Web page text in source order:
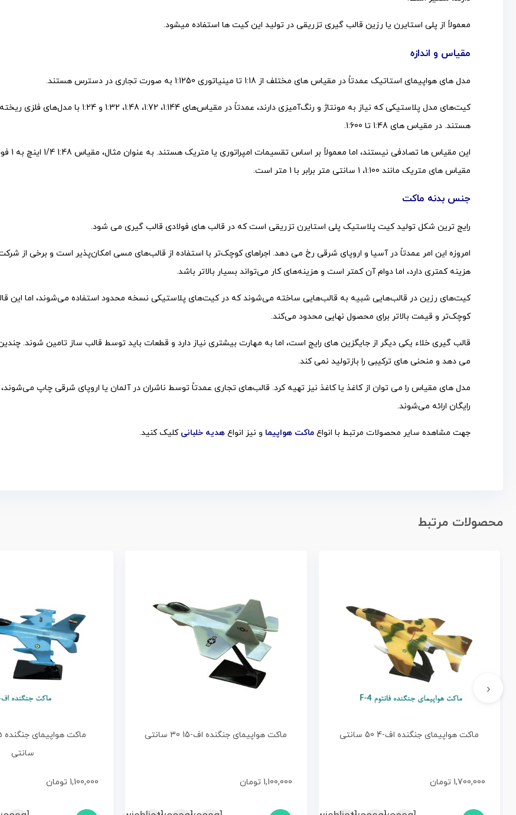
معمولاً از پلی استایرن یا رزین قالب گیری تزریقی در تولید این کیت ها استفاده میشود.
مقیاس و اندازه
مدل های هواپیمای استاتیک عمدتاً در مقیاس های مختلف از 1:18 تا مینیاتوری 1:1250 به صورت تجاری در دسترس هستند.
کیت‌های مدل پلاستیکی که نیاز به مونتاژ و
هستند. در مقیاس های 1:48 تا 1:600.
مقیاس های متریک مانند 1:100، 1 سانتی متر برابر با 1 متر است.
جنس بدنه ماکت
رایج ترین شکل تولید کیت پلاستیک پلی استایرن تزریقی است که در قالب های فولادی قالب گیری می شود.
امروزه این امر عمدتاً در آسیا و اروپای شرقی رخ می دهد. اجراهای کوچک‌تر با استفاده از قالب‌های مسی امکان‌پذیر است و برخی از
هزینه کمتری دارد، اما دوام آن کمتر است و هزینه‌های کار می‌تواند بسیار بالاتر باشد.
کیت‌های رزین در قالب‌هایی شبیه به قالب‌هایی ساخته می‌شوند که در کیت‌های پلاستیکی نسخه محدود استفاده می‌شوند، اما این
کوچک‌تر و قیمت بالاتر برای محصول نهایی محدود می‌کند.
قالب گیری خلاء یکی دیگر از جایگزین های رایج است، اما به مهارت بیشتری نیاز دارد و قطعات باید توسط قالب ساز تامین شوند.
می دهد و منحنی های ترکیبی را بازتولید نمی کند.
مدل های مقیاس را می توان از کاغذ یا کاغذ نیز تهیه کرد. قالب‌های تجاری عمدتاً توسط ناشران در آلمان یا اروپای شرقی چاپ می‌شوند،
رایگان ارائه می‌شوند.
جهت مشاهده سایر محصولات مرتبط با انواع ماکت هواپیما و نیز انواع هدیه خلبانی کلیک کنید.
محصولات مرتبط
ماکت هواپیمای جنگنده اف-4 50 سانتی
1,700,000 تومان
ماکت هواپیمای جنگنده اف-15 30 سانتی
1,100,000 تومان
سانتی
1,100,000 تومان
‹